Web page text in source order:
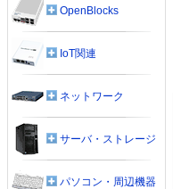
OpenBlocks
IoT関連
ネットワーク
サーバ・ストレージ
パソコン・周辺機器